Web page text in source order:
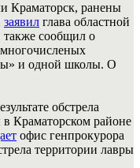
Краматорск, ранены
заявил глава областной
сообщил о
и одной школы. О
обстрела
Краматорском районе
офис генпрокурора
территории лавры